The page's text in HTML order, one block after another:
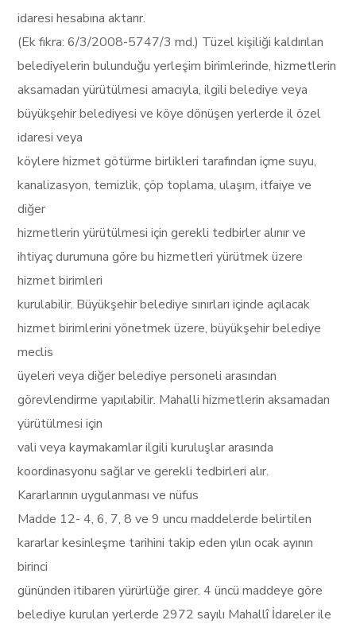
idaresi hesabına aktarır.
(Ek fıkra: 6/3/2008-5747/3 md.) Tüzel kişiliği kaldırılan
belediyelerin bulunduğu yerleşim birimlerinde, hizmetlerin
aksamadan yürütülmesi amacıyla, ilgili belediye veya
büyükşehir belediyesi ve köye dönüşen yerlerde il özel
idaresi veya
köylere hizmet götürme birlikleri tarafından içme suyu,
kanalizasyon, temizlik, çöp toplama, ulaşım, itfaiye ve
diğer
hizmetlerin yürütülmesi için gerekli tedbirler alınır ve
ihtiyaç durumuna göre bu hizmetleri yürütmek üzere
hizmet birimleri
kurulabilir. Büyükşehir belediye sınırları içinde açılacak
hizmet birimlerini yönetmek üzere, büyükşehir belediye
meclis
üyeleri veya diğer belediye personeli arasından
görevlendirme yapılabilir. Mahalli hizmetlerin aksamadan
yürütülmesi için
vali veya kaymakamlar ilgili kuruluşlar arasında
koordinasyonu sağlar ve gerekli tedbirleri alır.
Kararlarının uygulanması ve nüfus
Madde 12- 4, 6, 7, 8 ve 9 uncu maddelerde belirtilen
kararlar kesinleşme tarihini takip eden yılın ocak ayının
birinci
gününden itibaren yürürlüğe girer. 4 üncü maddeye göre
belediye kurulan yerlerde 2972 sayılı Mahallî İdareler ile